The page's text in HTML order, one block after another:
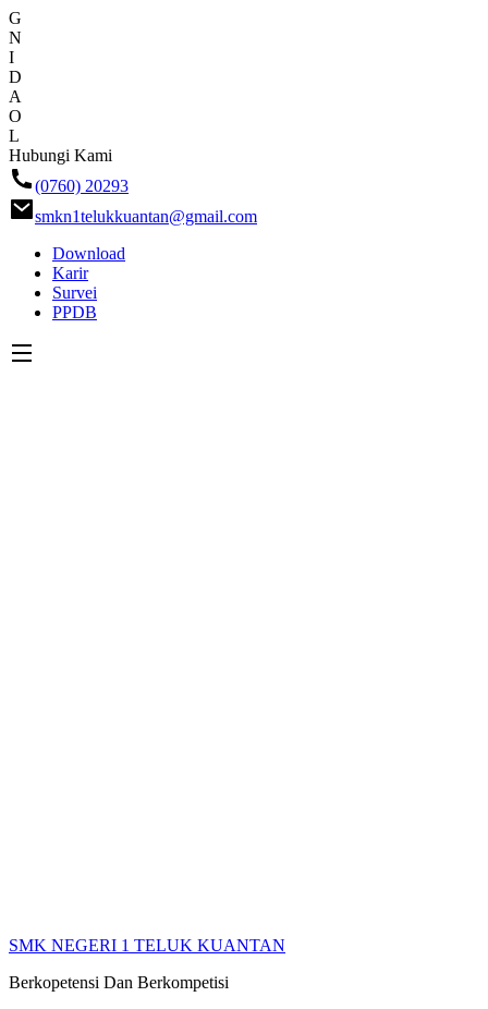
G
N
I
D
A
O
L
Skip
ke
konten
Hubungi Kami
(0760) 20293
smkn1telukkuantan@gmail.com
Download
Karir
Survei
PPDB
SMK NEGERI 1 TELUK KUANTAN
Berkopetensi Dan Berkompetisi